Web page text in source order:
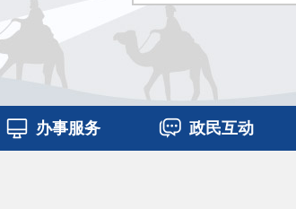
办事服务 政民互动